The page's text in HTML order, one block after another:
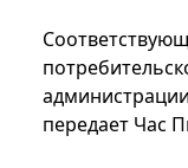
передает Час